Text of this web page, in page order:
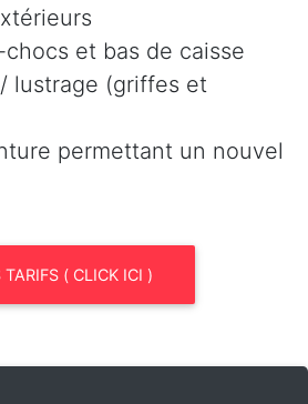
chocs et bas de caisse
lustrage (griffes et
permettant un nouvel
TARIFS ( CLICK ICI )